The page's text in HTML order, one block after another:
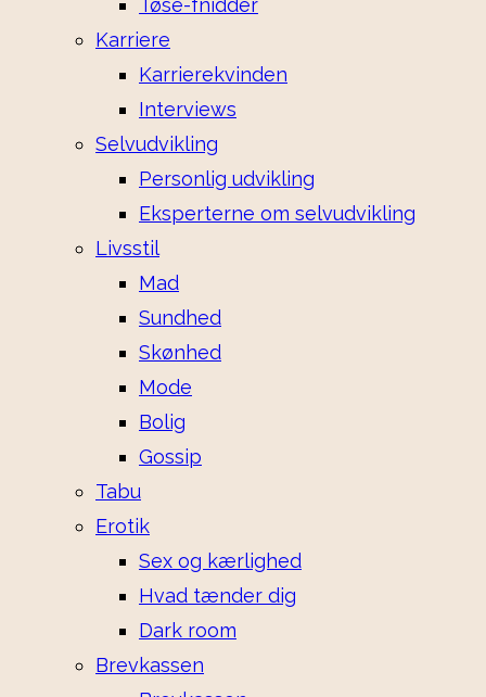
Tøse-fnidder
Karriere
Karrierekvinden
Interviews
Selvudvikling
Personlig udvikling
Eksperterne om selvudvikling
Livsstil
Mad
Sundhed
Skønhed
Mode
Bolig
Gossip
Tabu
Erotik
Sex og kærlighed
Hvad tænder dig
Dark room
Brevkassen